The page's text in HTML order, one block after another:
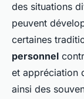
des situations
peuvent
certaines
personnel
et appréciation
ainsi des